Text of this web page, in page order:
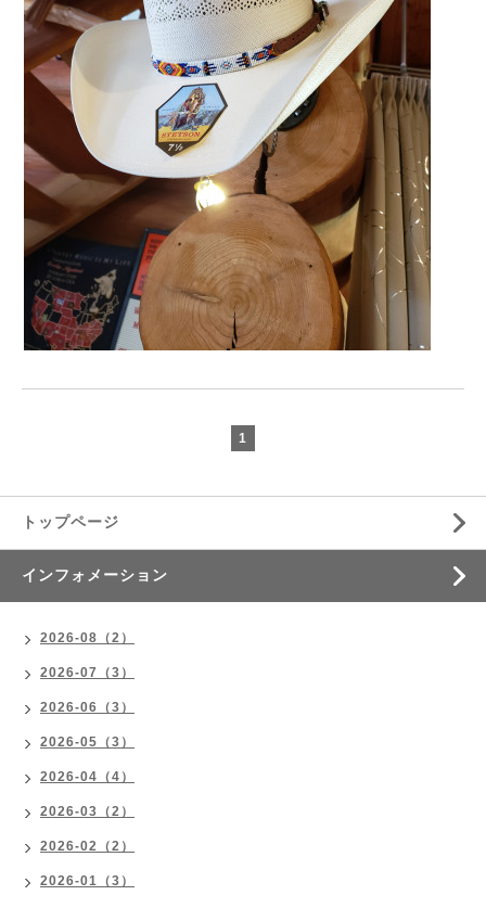
1
トップページ
インフォメーション
2026-08（2）
2026-07（3）
2026-06（3）
2026-05（3）
2026-04（4）
2026-03（2）
2026-02（2）
2026-01（3）